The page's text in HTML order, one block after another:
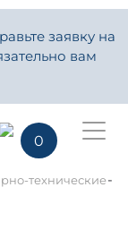
заявку на
вам
0
технические-